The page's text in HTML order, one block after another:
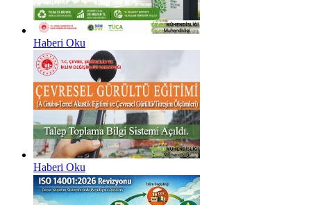
Haberi Oku
Haberi Oku